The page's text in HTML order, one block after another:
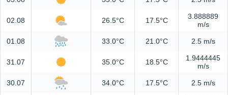
02.08 26.5°C 17.5°C
3.888889
m/s
01.08 33.0°C 21.0°C 2.5 m/s
31.07 35.0°C 18.5°C
1.9444445
m/s
30.07 34.0°C 17.5°C 2.5 m/s